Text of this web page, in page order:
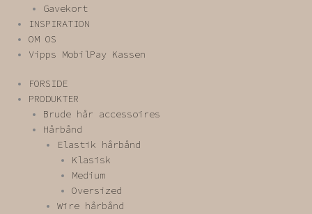
Gavekort
INSPIRATION
OM OS
Vipps MobilPay Kassen
FORSIDE
PRODUKTER
Brude hår accessoires
Hårbånd
Elastik hårbånd
Klasisk
Medium
Oversized
Wire hårbånd